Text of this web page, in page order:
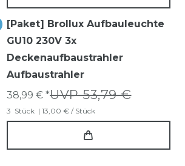
[Paket] Brollux Aufbauleuchte
GU10 230V 3x
Deckenaufbaustrahler
Aufbaustrahler
UVP 53,79 €
38,99 € *
3 Stück | 13,00 € / Stück